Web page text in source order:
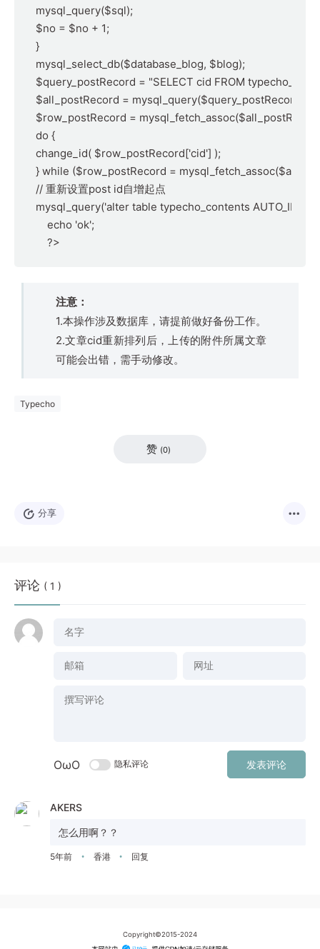
mysql_query($sql);
$no = $no + 1;
}
mysql_select_db($database_blog, $blog);
$query_postRecord = "SELECT cid FROM
$all_postRecord = mysql_query($query_postRecord);
$row_postRecord =
do {
change_id( $row_postRecord['cid'] );
} while ($row_postRecord =
// 重新设置post id自增起点
mysql_query('alter table typecho_contents
    echo 'ok';
    ?>
注意：
1.本操作涉及数据库，请提前做好备份工作。
2.文章cid重新排列后，上传的附件所属文章
可能会出错，需手动修改。
Typecho
赞 (0)
分享
评论 ( 1 )
OωO 隐私评论 发表评论
AKERS
怎么用啊？？
5年前 • 香港 • 回复
Copyright©2015-2024